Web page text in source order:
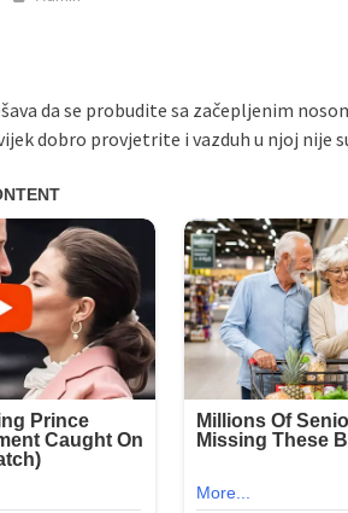
da se probudite sa začepljenim
dobro provjetrite i vazduh u njoj nije